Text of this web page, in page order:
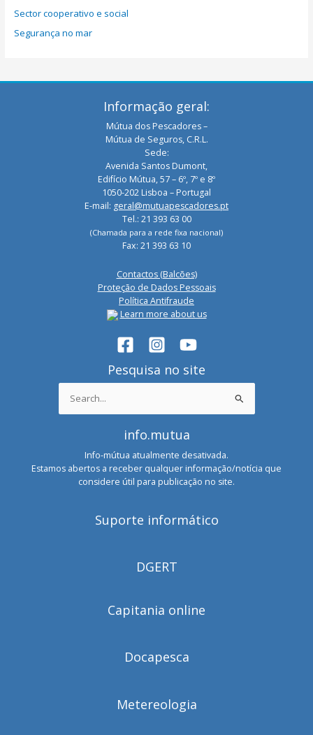
Sector cooperativo e social
Segurança no mar
Informação geral:
Mútua dos Pescadores –
Mútua de Seguros, C.R.L.
Sede:
Avenida Santos Dumont,
Edifício Mútua, 57 – 6º, 7º e 8º
1050-202 Lisboa – Portugal
E-mail: geral@mutuapescadores.pt
Tel.: 21 393 63 00
(Chamada para a rede fixa nacional)
Fax: 21 393 63 10
Contactos (Balcões)
Proteção de Dados Pessoais
Política Antifraude
Learn more about us
Pesquisa no site
Search
for:
info.mutua
Info-mútua atualmente desativada.
Estamos abertos a receber qualquer informação/notícia que
considere útil para publicação no site.
Suporte informático
DGERT
Capitania online
Docapesca
Metereologia